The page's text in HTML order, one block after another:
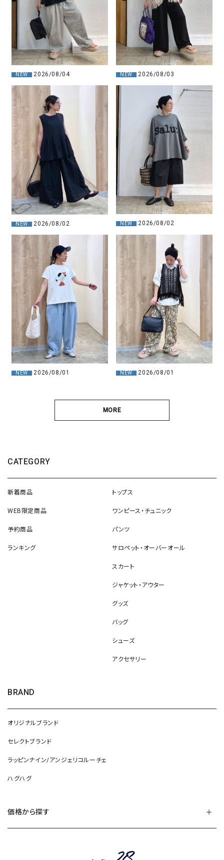
NEW 2026/08/04 NEW 2026/08/03
NEW 2026/08/02 NEW 2026/08/02
NEW 2026/08/01 NEW 2026/08/01
MORE
CATEGORY
新着商品
WEB限定商品
予約商品
ランキング
トップス
ワンピース・チュニック
パンツ
サロペット・オーバーオール
スカート
ジャケット・アウター
グッズ
バッグ
シューズ
アクセサリー
BRAND
オリジナルブランド
セレクトブランド
ラッピンナイン/アンジェリコルーチェ
ハグハグ
価格から探す